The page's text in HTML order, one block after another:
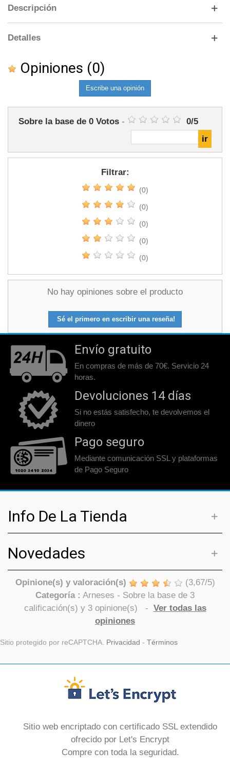
Descripción
Detalles
Opiniones (0)
Escribe una opinión
Sobre la base de 0 Votos - 0/5
Filtrar:
(0)
(0)
(0)
(0)
(0)
No hay opiniones sobre el producto
Sé el primero en escribir una reseña!
Envío gratuito
En compras de más de 70€. Servicio 24
horas.
Devoluciones 14 días
Si no estás satisfecho, te devolvemos el
dinero
Pago seguro
Mediante comunicación SSL y plataformas
de Pago Seguro
Info De La Tienda
Novedades
Opinione(s) y valoración(s) (3,67/5)
Categoría : Arneses - Sobre la base de 3
calificación(s) y 3opinione(s) - Ver todas las
opiniones
Sitio protegido por reCAPTCHA. Privacidad - Términos
Sitio web encriptado con certificado SSL extendido
ofrecido por Let's Encrypt
Compre con toda la seguridad.